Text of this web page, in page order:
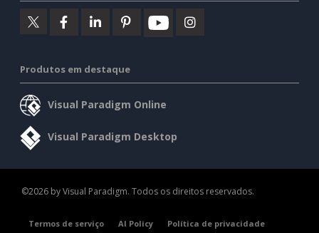
Produtos em destaque
Visual Paradigm Online
Visual Paradigm Desktop
©2026 by Visual Paradigm. Todos os direitos reservados.
Termos de serviço AI Policy Política de privacidade